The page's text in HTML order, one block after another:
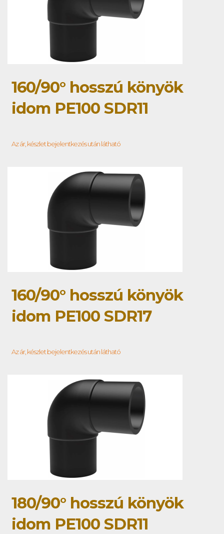
160/90° hosszú könyök
idom PE100 SDR11
Az ár, készlet bejelentkezés után látható
160/90° hosszú könyök
idom PE100 SDR17
Az ár, készlet bejelentkezés után látható
180/90° hosszú könyök
idom PE100 SDR11